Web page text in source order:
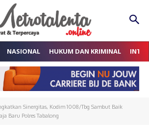
NASIONAL HUKUM DAN KRIMINAL
Sinergitas, Kodim 1008/Tbg Sambut Baik
Baru Polres Tabalong